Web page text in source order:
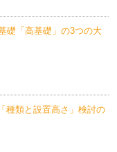
礎「高基礎」の3つの大
種類と設置高さ」検討の